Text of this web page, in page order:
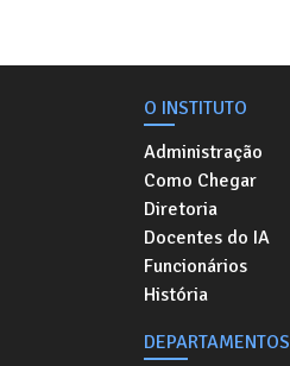
O INSTITUTO
Administração
Como Chegar
Diretoria
Docentes do IA
Funcionários
História
DEPARTAMENTOS